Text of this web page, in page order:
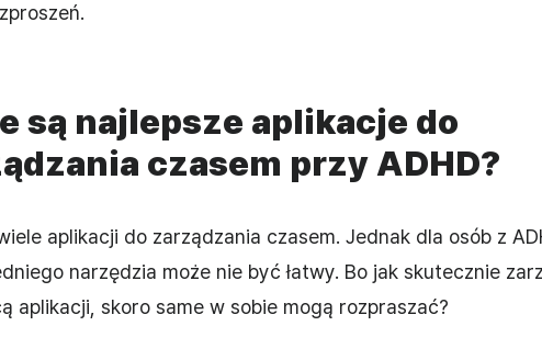
są najlepsze aplikacje do
czasem przy ADHD?
aplikacji do zarządzania czasem. Jednak dla osób z
narzędzia może nie być łatwy. Bo jak skutecznie
aplikacji, skoro same w sobie mogą rozpraszać?